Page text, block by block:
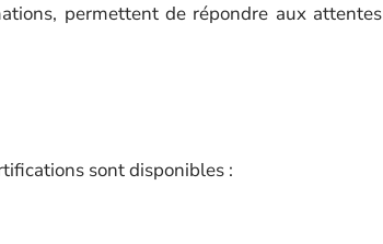
permettent de répondre aux attentes
sont disponibles :